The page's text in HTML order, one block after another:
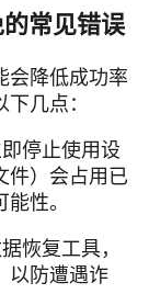
常见错误
会降低成功率
几点：
停止使用设
件）会占用已
性。
恢复工具，
以防遭遇诈